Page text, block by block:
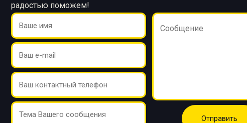
радостью поможем!